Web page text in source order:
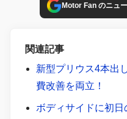
Motor Fan のニュ
関連記事
新型プリウス4本出
費改善を両立！
ボディサイドに初